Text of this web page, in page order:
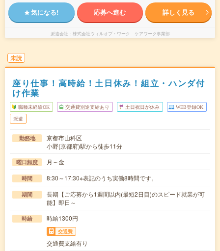
気になる! 応募へ進む 詳しく見る
派遣会社 株式会社ウィルオブ・ワーク ケアワーク事業部
未読
座り仕事！高時給！土日休み！組立・ハンダ付
け作業
職種未経験OK 交通費別途支給あり 土日祝日が休み WEB登録OK
派遣
勤務地
京都市山科区
小野(京都府)駅から徒歩11分
曜日頻度 月～金
時間 8:30～17:30※表記のうち実働8時間です。
期間
長期【ご応募から1週間以内(最短2日目)のスピード就業が可
能】即日～
時給 時給1300円
交通費
交通費支給有り